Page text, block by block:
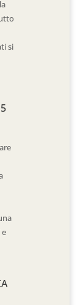
si
e